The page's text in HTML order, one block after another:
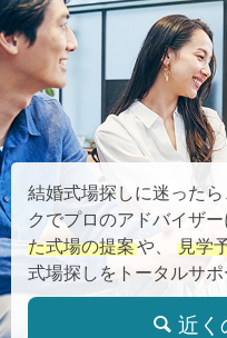
結婚式場探しに迷った
クでプロのアドバイザー
た式場の提案や、 見学
式場探しをトータルサポ
近く